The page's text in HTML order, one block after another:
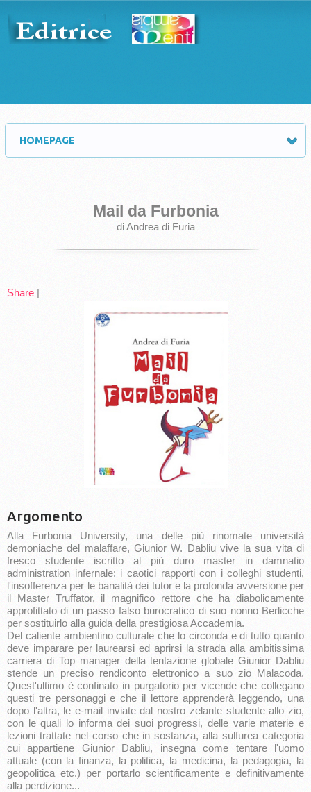
HOMEPAGE
Mail da Furbonia
di Andrea di Furia
Share |
Argomento
Alla Furbonia University, una delle più rinomate università
demoniache del malaffare, Giunior W. Dabliu vive la sua vita di
fresco studente iscritto al più duro master in damnatio
administration infernale: i caotici rapporti con i colleghi studenti,
l'insofferenza per le banalità dei tutor e la profonda avversione per
il Master Truffator, il magnifico rettore che ha diabolicamente
approfittato di un passo falso burocratico di suo nonno Berlicche
per sostituirlo alla guida della prestigiosa Accademia.
Del caliente ambientino culturale che lo circonda e di tutto quanto
deve imparare per laurearsi ed aprirsi la strada alla ambitissima
carriera di Top manager della tentazione globale Giunior Dabliu
stende un preciso rendiconto elettronico a suo zio Malacoda.
Quest'ultimo è confinato in purgatorio per vicende che collegano
questi tre personaggi e che il lettore apprenderà leggendo, una
dopo l'altra, le e-mail inviate dal nostro zelante studente allo zio,
con le quali lo informa dei suoi progressi, delle varie materie e
lezioni trattate nel corso che in sostanza, alla sulfurea categoria
cui appartiene Giunior Dabliu, insegna come tentare l'uomo
attuale (con la finanza, la politica, la medicina, la pedagogia, la
geopolitica etc.) per portarlo scientificamente e definitivamente
alla perdizione...